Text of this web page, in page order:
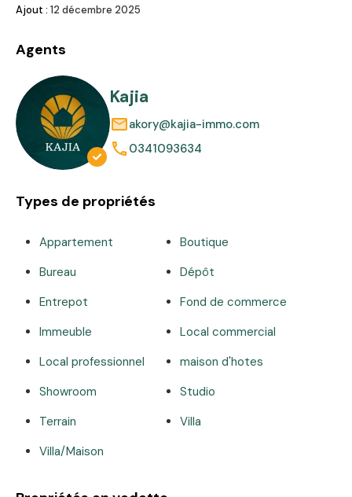
Ajout : 12 décembre 2025
Agents
Kajia
akory@kajia-immo.com
0341093634
Types de propriétés
Appartement
Boutique
Bureau
Dépôt
Entrepot
Fond de commerce
Immeuble
Local commercial
Local professionnel
maison d'hotes
Showroom
Studio
Terrain
Villa
Villa/Maison